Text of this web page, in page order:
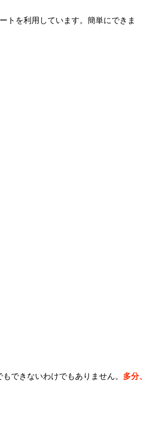
トを利用しています。簡単にできま
できないわけでもありません。 多分、